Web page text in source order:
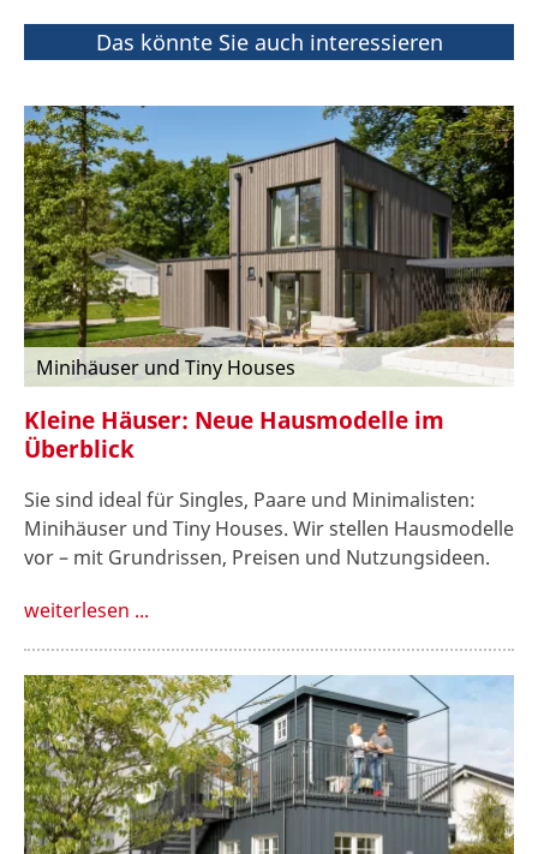
Das könnte Sie auch interessieren
Minihäuser und Tiny Houses
Kleine Häuser: Neue Hausmodelle im
Überblick
Sie sind ideal für Singles, Paare und Minimalisten:
Minihäuser und Tiny Houses. Wir stellen Hausmodelle
vor – mit Grundrissen, Preisen und Nutzungsideen.
weiterlesen ...